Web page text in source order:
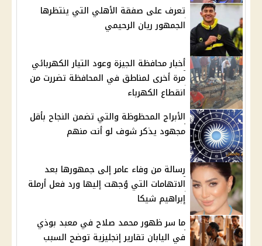
تعرف على صفقة الأهلي التي ينتظرها
الجمهور ريان الرحيمي
أخبار محافظة الجيزة وعود التيار الكهربائي
مرة أخرى لمناطق في المحافظة تضررت من
انقطاع الكهرباء
الأبراج المحظوظة والتي تضمن النجاح بأقل
مجهود يذكر شوف لو أنت منهم
رسالة من وفاء عامر إلى جمهورها بعد
الاتهامات التي وُجهت إليها ورد فعل أرملة
إبراهيم شيكا
ما سر ظهور محمد صلاح في معبد بوذي
في اليابان تقارير إنجليزية توضح السبب